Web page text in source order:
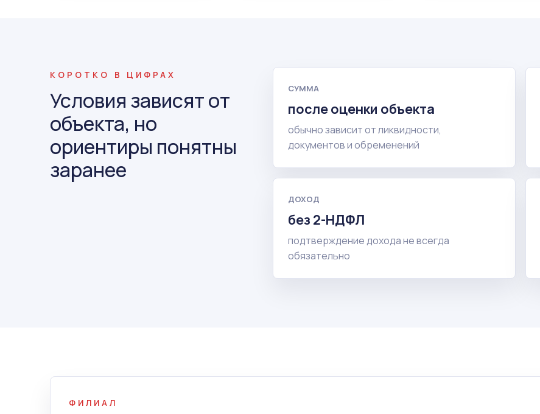
КОРОТКО В ЦИФРАХ
Условия зависят от
объекта, но
ориентиры понятны
заранее
СУММА
после оценки объекта
обычно зависит от ликвидности,
документов и обременений
ДОХОД
без 2-НДФЛ
подтверждение дохода не всегда
обязательно
ФИЛИАЛ